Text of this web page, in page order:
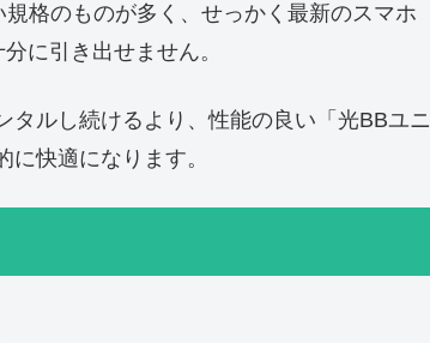
格のものが多く、せっかく最新のスマホ
に引き出せません。
ルし続けるより、性能の良い「光BBユニ
快適になります。